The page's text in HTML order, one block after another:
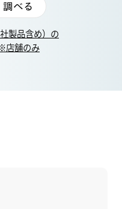
べる
製品含め）の
店舗のみ